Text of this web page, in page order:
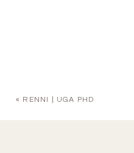
« RENNI | UGA PHD